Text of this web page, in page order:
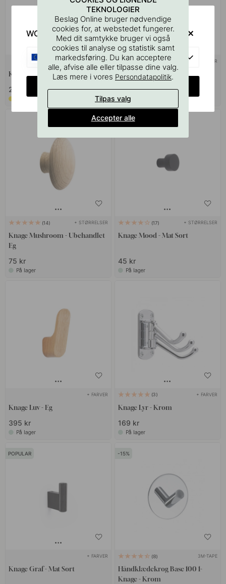
+ FARVER
Knage Belt - Mat Hvid
219 kr
På vej ind
1 + FARVER
Enkelkrog Flow - Mat Sort
169 kr
På lager
14 + STØRRELSER
Knage Mushroom - Ubehandlet
Eg
75 kr
På lager
POPULAR
17 + STØRRELSER
Knage Mood - Mat Sort
45 kr
På lager
+ FARVER
Knage Luv - Eg
395 kr
På lager
3 + FARVER
Knage Lyr - Krom
169 kr
På lager
POPULAR
+ FARVER
Knage Graf - Mat Sort
15
8 3M-TAPE
Håndklædekrog Base 100 1-
Knage - Krom
TEKNOLOGIER
Beslag Online bruger nødvendige
cookies for, at webstedet fungerer.
Med dit samtykke bruger vi også
cookies til analyse og statistik samt
markedsføring. Du kan acceptere
alle, afvise alle eller tilpasse dine valg.
Læs mere i vores Persondatapolitik.
Tilpas valg
Accepter alle
WOULD YOU RATHER VISIT?
EU